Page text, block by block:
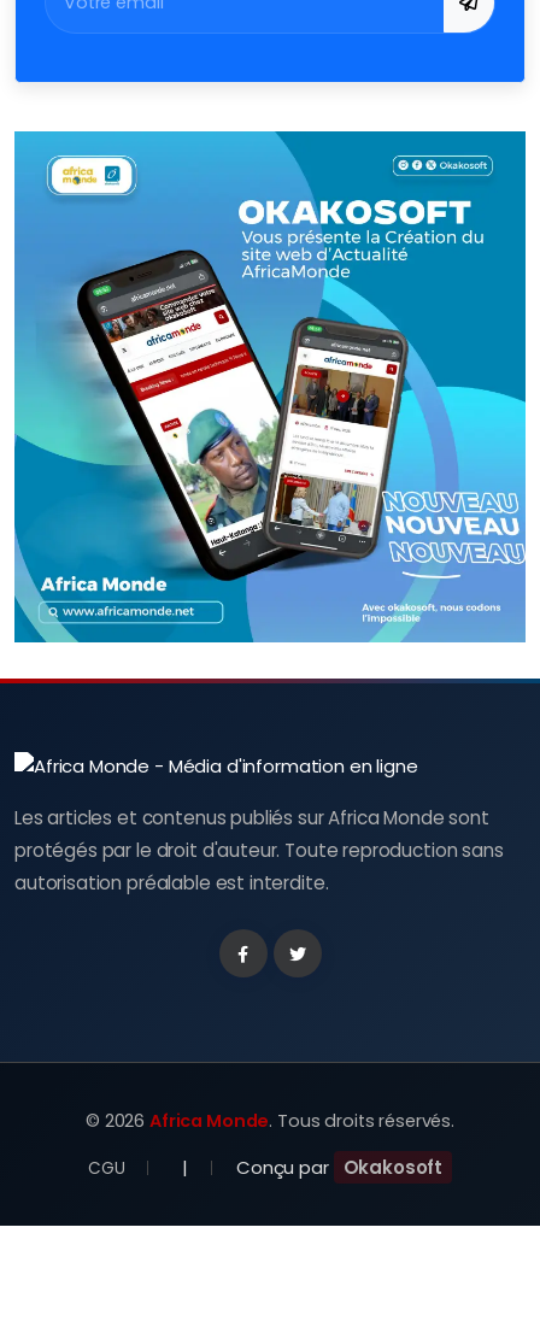
Les articles et contenus publiés sur Africa Monde sont
protégés par le droit d'auteur. Toute reproduction sans
autorisation préalable est interdite.
FacebookTwitter
© 2026 Africa Monde. Tous droits réservés.
CGU | Conçu par Okakosoft